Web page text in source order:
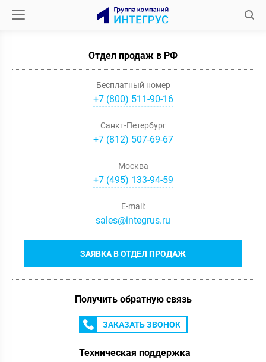
Отдел продаж в РФ
Бесплатный номер
+7 (800) 511-90-16
Санкт-Петербург
+7(812) 507-69-67
Москва
+7(495) 133-94-59
ЗАЯВКА В ОТДЕЛ ПРОДАЖ
E-mail:
sales@integrus.ru
Получить обратную связь
ЗАКАЗАТЬ ЗВОНОК
Техническая поддержка